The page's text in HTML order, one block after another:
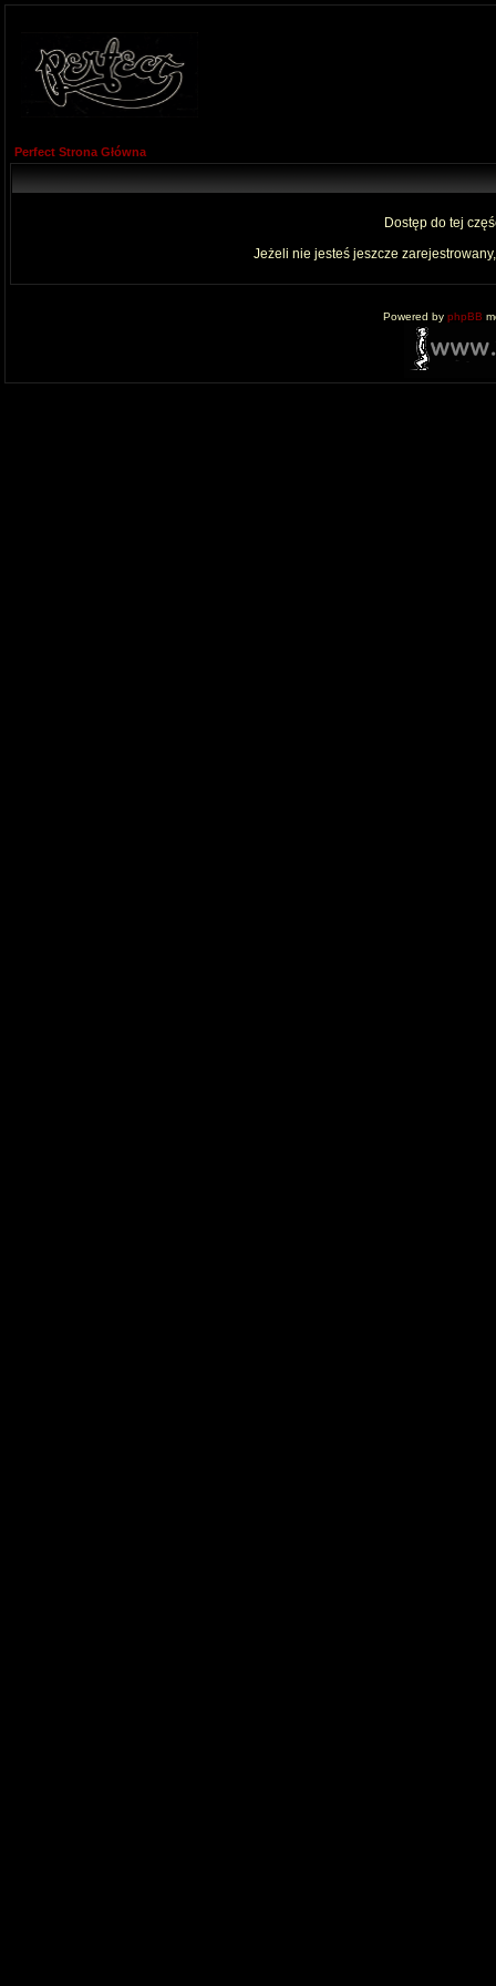
Perfect Strona Główna
Dostęp do tej
Jeżeli nie jesteś jeszcze
Powered by phpBB